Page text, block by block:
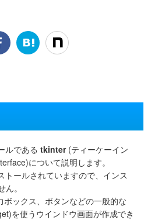
ルである tkinter(ティーケーイン
について説明します。
ールされていますので、インス
。
ックス、ボタンなどの一般的な
を使うウインドウ画面が作成でき